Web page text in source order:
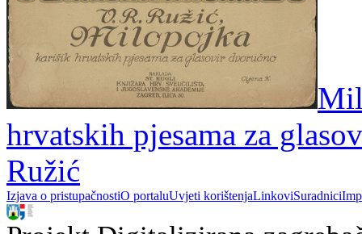
hrvatskih pjesama za
Ružić
Izjava o pristupačnostiO portaluUvjeti korištenjaLinkoviSuradnici